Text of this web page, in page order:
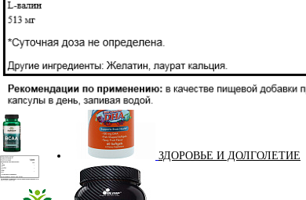
ЗДОРОВЬЕ И ДОЛГОЛЕТИЕ